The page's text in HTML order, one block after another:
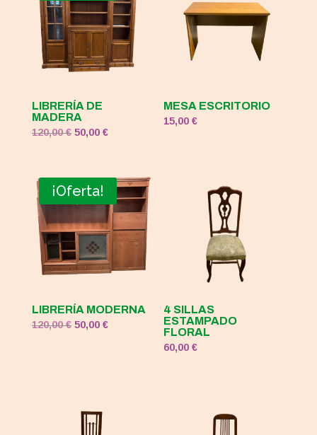
LIBRERÍA DE
MADERA
120,00€ El
era:
120,00 €.
50,00 €El
es:
50,00 €.
MESA ESCRITORIO
15,00€
¡Oferta!
LIBRERÍA MODERNA
120,00€ El
50,00 €El
4 SILLAS
ESTAMPADO
FLORAL
60,00€